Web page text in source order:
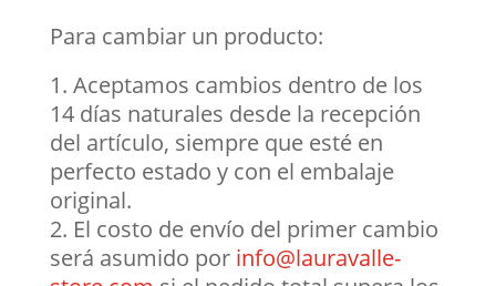
Para cambiar un producto:
Aceptamos cambios dentro de los
14 días naturales desde la recepción
del artículo, siempre que esté en
perfecto estado y con el embalaje
original.
El costo de envío del primer cambio
será asumido por info@lauravalle-